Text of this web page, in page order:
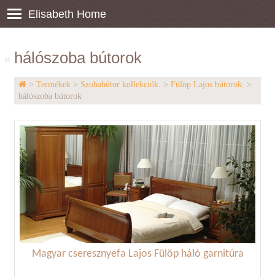
Elisabeth Home
hálószoba bútorok
«
> Termékek > Szobabútor kollekciók. > Fülöp Lajos bútorok. >
hálószoba bútorok
Magyar cseresznyefa Lajos Fülöp háló garnitúra